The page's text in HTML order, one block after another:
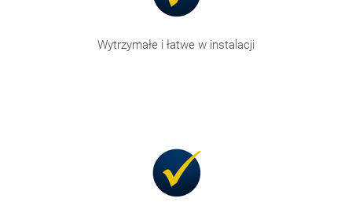
Wytrzymałe i łatwe w instalacji